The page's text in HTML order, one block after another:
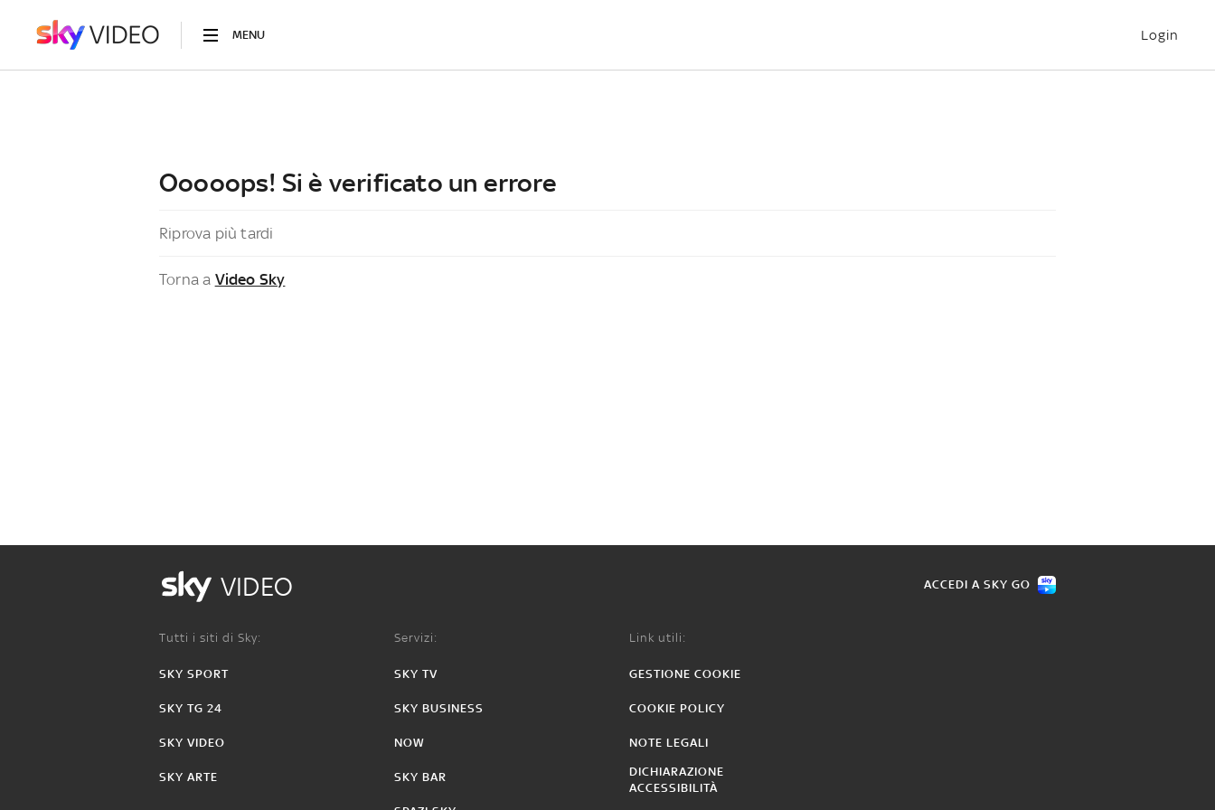
MENU Login
Ooooops! Si è verificato un errore
Riprova più tardi
Torna a Video Sky
VIDEO ACCEDI A SKY GO
Tutti i siti di Sky:
SKY SPORT
SKY TG 24
SKY VIDEO
SKY ARTE
Servizi:
SKY TV
SKY BUSINESS
NOW
SKY BAR
Link utili:
GESTIONE COOKIE
COOKIE POLICY
NOTE LEGALI
DICHIARAZIONE
ACCESSIBILITÀ